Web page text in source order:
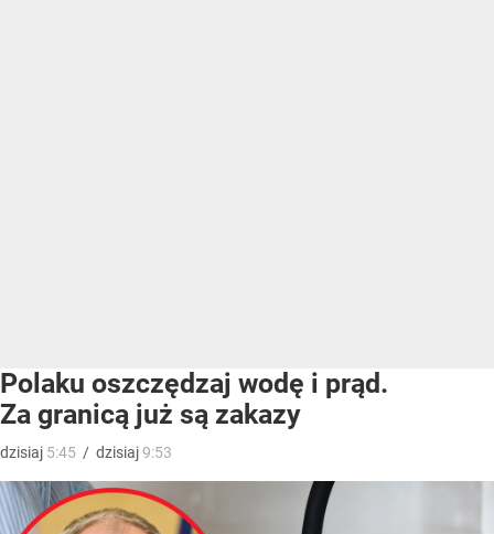
Polaku oszczędzaj wodę i prąd.
Za granicą już są zakazy
dzisiaj 5:45 / dzisiaj9:53